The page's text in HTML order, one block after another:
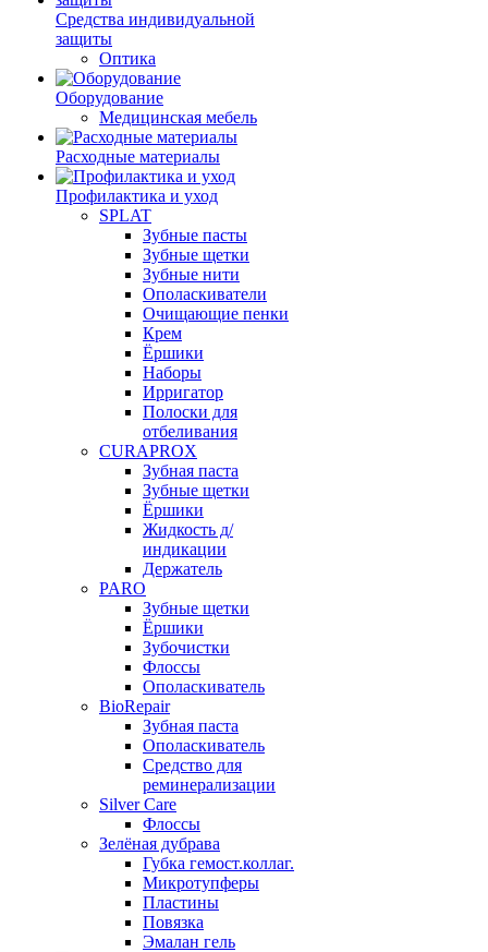
Средства индивидуальной
защиты
Оптика
Оборудование
Медицинская мебель
Расходные материалы
Профилактика и уход
SPLAT
Зубные пасты
Зубные щетки
Зубные нити
Ополаскиватели
Очищающие пенки
Крем
Ёршики
Наборы
Ирригатор
Полоски для
отбеливания
CURAPROX
Зубная паста
Зубные щетки
Ёршики
Жидкость д/
индикации
Держатель
PARO
Зубные щетки
Ёршики
Зубочистки
Флоссы
Ополаскиватель
BioRepair
Зубная паста
Ополаскиватель
Средство для
реминерализации
Silver Care
Флоссы
Зелёная дубрава
Губка гемост.коллаг.
Микротупферы
Пластины
Повязка
Эмалан гель